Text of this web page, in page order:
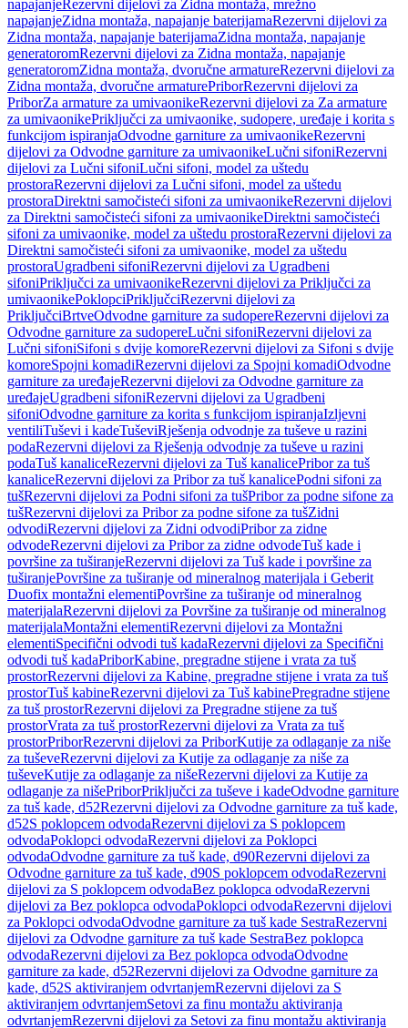
napajanjeRezervni dijelovi za Zidna montaža, mrežno
napajanjeZidna montaža, napajanje baterijamaRezervni dijelovi za
Zidna montaža, napajanje baterijamaZidna montaža, napajanje
generatoromRezervni dijelovi za Zidna montaža, napajanje
generatoromZidna montaža, dvoručne armatureRezervni dijelovi za
Zidna montaža, dvoručne armaturePriborRezervni dijelovi za
PriborZa armature za umivaonikeRezervni dijelovi za Za armature
za umivaonikePriključci za umivaonike, sudopere, uređaje i korita s
funkcijom ispiranjaOdvodne garniture za umivaonikeRezervni
dijelovi za Odvodne garniture za umivaonikeLučni sifoniRezervni
dijelovi za Lučni sifoniLučni sifoni, model za uštedu
prostoraRezervni dijelovi za Lučni sifoni, model za uštedu
prostoraDirektni samočisteći sifoni za umivaonikeRezervni dijelovi
za Direktni samočisteći sifoni za umivaonikeDirektni samočisteći
sifoni za umivaonike, model za uštedu prostoraRezervni dijelovi za
Direktni samočisteći sifoni za umivaonike, model za uštedu
prostoraUgradbeni sifoniRezervni dijelovi za Ugradbeni
sifoniPriključci za umivaonikeRezervni dijelovi za Priključci za
umivaonikePoklopciPriključciRezervni dijelovi za
PriključciBrtveOdvodne garniture za sudopereRezervni dijelovi za
Odvodne garniture za sudopereLučni sifoniRezervni dijelovi za
Lučni sifoniSifoni s dvije komoreRezervni dijelovi za Sifoni s dvije
komoreSpojni komadiRezervni dijelovi za Spojni komadiOdvodne
garniture za uređajeRezervni dijelovi za Odvodne garniture za
uređajeUgradbeni sifoniRezervni dijelovi za Ugradbeni
sifoniOdvodne garniture za korita s funkcijom ispiranjaIzljevni
ventiliTuševi i kadeTuševiRješenja odvodnje za tuševe u razini
podaRezervni dijelovi za Rješenja odvodnje za tuševe u razini
podaTuš kanaliceRezervni dijelovi za Tuš kanalicePribor za tuš
kanaliceRezervni dijelovi za Pribor za tuš kanalicePodni sifoni za
tušRezervni dijelovi za Podni sifoni za tušPribor za podne sifone za
tušRezervni dijelovi za Pribor za podne sifone za tušZidni
odvodiRezervni dijelovi za Zidni odvodiPribor za zidne
odvodeRezervni dijelovi za Pribor za zidne odvodeTuš kade i
površine za tuširanjeRezervni dijelovi za Tuš kade i površine za
tuširanjePovršine za tuširanje od mineralnog materijala i Geberit
Duofix montažni elementiPovršine za tuširanje od mineralnog
materijalaRezervni dijelovi za Površine za tuširanje od mineralnog
materijalaMontažni elementiRezervni dijelovi za Montažni
elementiSpecifični odvodi tuš kadaRezervni dijelovi za Specifični
odvodi tuš kadaPriborKabine, pregradne stijene i vrata za tuš
prostorRezervni dijelovi za Kabine, pregradne stijene i vrata za tuš
prostorTuš kabineRezervni dijelovi za Tuš kabinePregradne stijene
za tuš prostorRezervni dijelovi za Pregradne stijene za tuš
prostorVrata za tuš prostorRezervni dijelovi za Vrata za tuš
prostorPriborRezervni dijelovi za PriborKutije za odlaganje za niše
za tuševeRezervni dijelovi za Kutije za odlaganje za niše za
tuševeKutije za odlaganje za nišeRezervni dijelovi za Kutije za
odlaganje za nišePriborPriključci za tuševe i kadeOdvodne garniture
za tuš kade, d52Rezervni dijelovi za Odvodne garniture za tuš kade,
d52S poklopcem odvodaRezervni dijelovi za S poklopcem
odvodaPoklopci odvodaRezervni dijelovi za Poklopci
odvodaOdvodne garniture za tuš kade, d90Rezervni dijelovi za
Odvodne garniture za tuš kade, d90S poklopcem odvodaRezervni
dijelovi za S poklopcem odvodaBez poklopca odvodaRezervni
dijelovi za Bez poklopca odvodaPoklopci odvodaRezervni dijelovi
za Poklopci odvodaOdvodne garniture za tuš kade SestraRezervni
dijelovi za Odvodne garniture za tuš kade SestraBez poklopca
odvodaRezervni dijelovi za Bez poklopca odvodaOdvodne
garniture za kade, d52Rezervni dijelovi za Odvodne garniture za
kade, d52S aktiviranjem odvrtanjemRezervni dijelovi za S
aktiviranjem odvrtanjemSetovi za finu montažu aktiviranja
odvrtanjemRezervni dijelovi za Setovi za finu montažu aktiviranja